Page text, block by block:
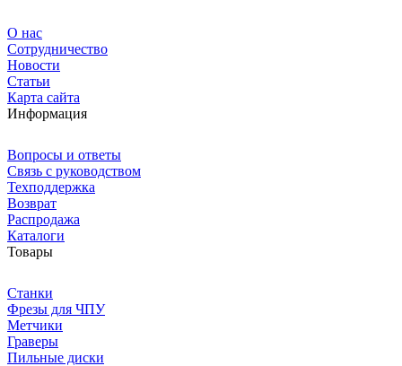
О нас
Сотрудничество
Новости
Статьи
Карта сайта
Информация
Вопросы и ответы
Связь с руководством
Техподдержка
Возврат
Распродажа
Каталоги
Товары
Станки
Фрезы для ЧПУ
Метчики
Граверы
Пильные диски